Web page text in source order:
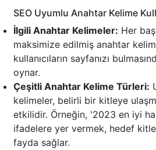
SEO Uyumlu Anahtar Kelime
İlgili Anahtar Kelimeler: Her
maksimize edilmiş anahtar
kullanıcıların sayfanızı
oynar.
Çeşitli Anahtar Kelime Türleri:
kelimeler, belirli bir kitleye
etkilidir. Örneğin, '2023 en iyi
ifadelere yer vermek, hedef
fayda sağlar.